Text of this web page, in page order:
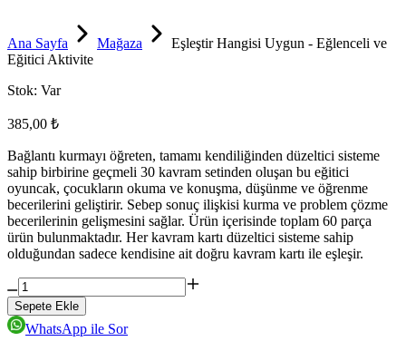
Ana Sayfa Mağaza
Eşleştir Hangisi Uygun - Eğlenceli ve
Eğitici Aktivite
Stok: Var
385,00 ₺
Bağlantı kurmayı öğreten, tamamı kendiliğinden düzeltici sisteme
sahip birbirine geçmeli 30 kavram setinden oluşan bu eğitici
oyuncak, çocukların okuma ve konuşma, düşünme ve öğrenme
becerilerini geliştirir. Sebep sonuç ilişkisi kurma ve problem çözme
becerilerinin gelişmesini sağlar. Ürün içerisinde toplam 60 parça
ürün bulunmaktadır. Her kavram kartı düzeltici sisteme sahip
olduğundan sadece kendisine ait doğru kavram kartı ile eşleşir.
Sepete Ekle
WhatsApp ile Sor